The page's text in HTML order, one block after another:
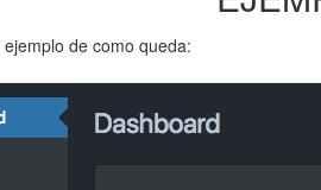
de como queda: